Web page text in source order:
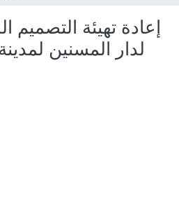
إعادة تهيئة التصميم
لدار المسنين